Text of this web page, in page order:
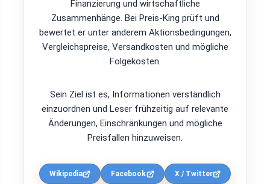
Finanzierung und wirtschaftliche
Zusammenhänge. Bei Preis-King prüft und
bewertet er unter anderem Aktionsbedingungen,
Vergleichspreise, Versandkosten und mögliche
Folgekosten.
Sein Ziel ist es, Informationen verständlich
einzuordnen und Leser frühzeitig auf relevante
Änderungen, Einschränkungen und mögliche
Preisfallen hinzuweisen.
Wikipedia Facebook X / Twitter